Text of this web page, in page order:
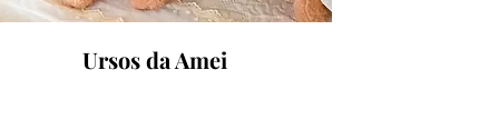
Ursos da Amei